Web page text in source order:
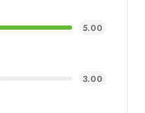
5.00
3.00